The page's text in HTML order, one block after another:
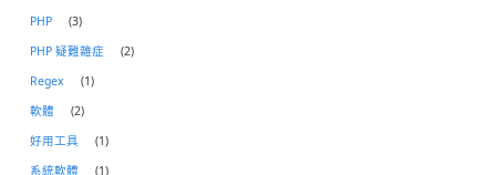
PHP
(3)
PHP 疑難雜症
(2)
Regex
(1)
軟體
(2)
好用工具
(1)
系統軟體
(1)